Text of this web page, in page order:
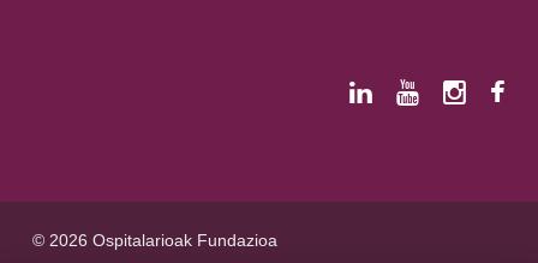
© 2026 Ospitalarioak Fundazioa